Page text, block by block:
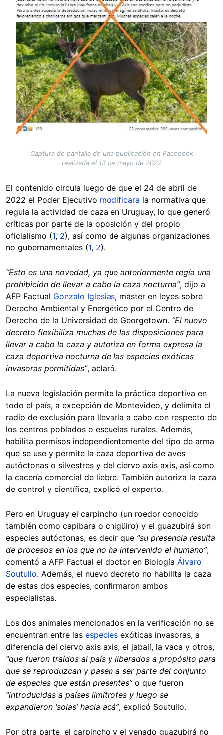
Captura de pantalla de una publicación en Facebook
realizada el 13 de mayo de 2022
El contenido circula luego de que el 24 de abril de
2022 el Poder Ejecutivo modificara la normativa que
regula la actividad de caza en Uruguay, lo que generó
críticas por parte de la oposición y del propio
oficialismo (1, 2), así como de algunas organizaciones
no gubernamentales (1, 2).
“Esto es una novedad, ya que anteriormente regía una
prohibición de llevar a cabo la caza nocturna”, dijo a
AFP Factual Gonzalo Iglesias, máster en leyes sobre
Derecho Ambiental y Energético por el Centro de
Derecho de la Universidad de Georgetown. “El nuevo
decreto flexibiliza muchas de las disposiciones para
llevar a cabo la caza y autoriza en forma expresa la
caza deportiva nocturna de las especies exóticas
invasoras permitidas”, aclaró.
La nueva legislación permite la práctica deportiva en
todo el país, a excepción de Montevideo, y delimita el
radio de exclusión para llevarla a cabo con respecto de
los centros poblados o escuelas rurales. Además,
habilita permisos independientemente del tipo de arma
que se use y permite la caza deportiva de aves
autóctonas o silvestres y del ciervo axis axis, así como
la cacería comercial de liebre. También autoriza la caza
de control y científica, explicó el experto.
Pero en Uruguay el carpincho (un roedor conocido
también como capibara o chigüiro) y el guazubirá son
especies autóctonas, es decir que “su presencia resulta
de procesos en los que no ha intervenido el humano”,
comentó a AFP Factual el doctor en Biología Álvaro
Soutullo. Además, el nuevo decreto no habilita la caza
de estas dos especies, confirmaron ambos
especialistas.
Los dos animales mencionados en la verificación no se
encuentran entre las especies exóticas invasoras, a
diferencia del ciervo axis axis, el jabalí, la vaca y otros,
“que fueron traídos al país y liberados a propósito para
que se reproduzcan y pasen a ser parte del conjunto
de especies que están presentes”o que fueron
“introducidas a países limítrofes y luego se
expandieron ‘solas’ hacia acá”, explicó Soutullo.
Por otra parte, el carpincho y el venado guazubirá no